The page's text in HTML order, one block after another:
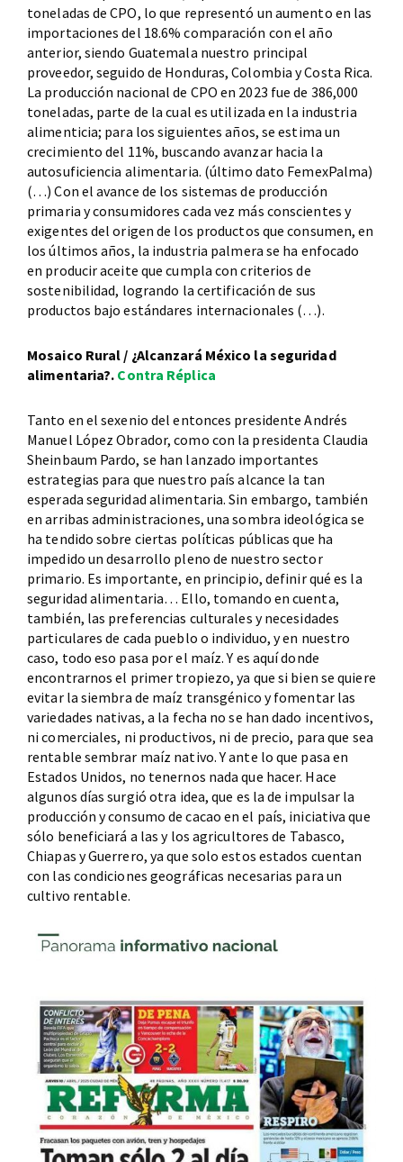
toneladas de CPO, lo que representó un aumento en las
importaciones del 18.6% comparación con el año
anterior, siendo Guatemala nuestro principal
proveedor, seguido de Honduras, Colombia y Costa Rica.
La producción nacional de CPO en 2023 fue de 386,000
toneladas, parte de la cual es utilizada en la industria
alimenticia; para los siguientes años, se estima un
crecimiento del 11%, buscando avanzar hacia la
autosuficiencia alimentaria. (último dato FemexPalma)
(…) Con el avance de los sistemas de producción
primaria y consumidores cada vez más conscientes y
exigentes del origen de los productos que consumen, en
los últimos años, la industria palmera se ha enfocado
en producir aceite que cumpla con criterios de
sostenibilidad, logrando la certificación de sus
productos bajo estándares internacionales (…).
Mosaico Rural / ¿Alcanzará México la seguridad
alimentaria?. Contra Réplica
Tanto en el sexenio del entonces presidente Andrés
Manuel López Obrador, como con la presidenta Claudia
Sheinbaum Pardo, se han lanzado importantes
estrategias para que nuestro país alcance la tan
esperada seguridad alimentaria. Sin embargo, también
en arribas administraciones, una sombra ideológica se
ha tendido sobre ciertas políticas públicas que ha
impedido un desarrollo pleno de nuestro sector
primario. Es importante, en principio, definir qué es la
seguridad alimentaria… Ello, tomando en cuenta,
también, las preferencias culturales y necesidades
particulares de cada pueblo o individuo, y en nuestro
caso, todo eso pasa por el maíz. Y es aquí donde
encontrarnos el primer tropiezo, ya que si bien se quiere
evitar la siembra de maíz transgénico y fomentar las
variedades nativas, a la fecha no se han dado incentivos,
ni comerciales, ni productivos, ni de precio, para que sea
rentable sembrar maíz nativo. Y ante lo que pasa en
Estados Unidos, no tenernos nada que hacer. Hace
algunos días surgió otra idea, que es la de impulsar la
producción y consumo de cacao en el país, iniciativa que
sólo beneficiará a las y los agricultores de Tabasco,
Chiapas y Guerrero, ya que solo estos estados cuentan
con las condiciones geográficas necesarias para un
cultivo rentable.